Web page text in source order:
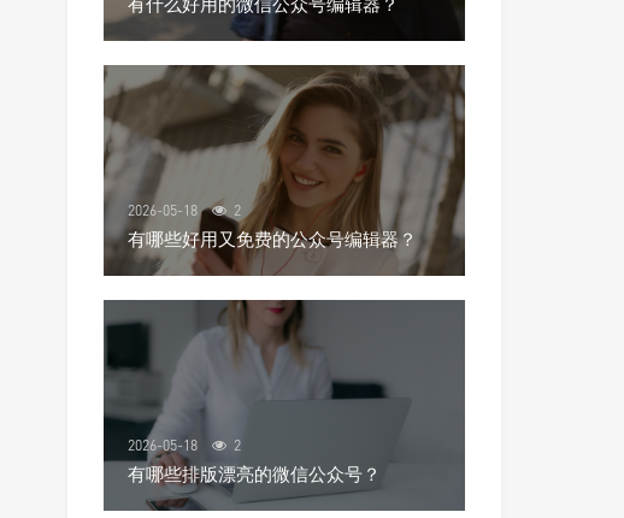
2026-05-18 2
有哪些好用又免费的公众号编辑器？
2026-05-18 2
有哪些排版漂亮的微信公众号？